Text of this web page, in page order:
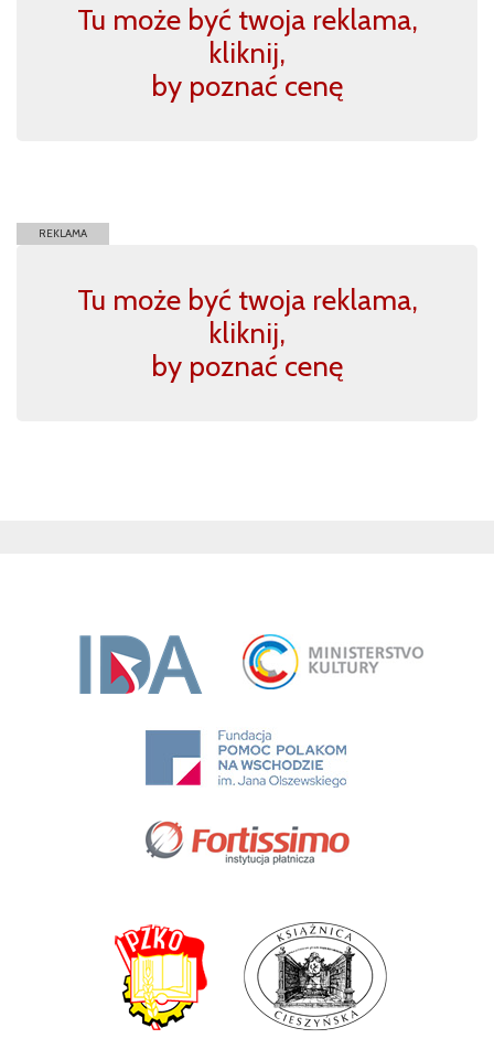
Tu może być twoja reklama,
kliknij,
by poznać cenę
REKLAMA
Tu może być twoja reklama,
kliknij,
by poznać cenę